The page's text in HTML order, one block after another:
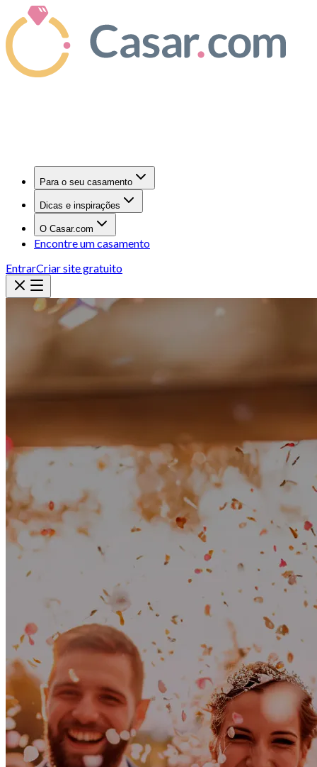
Para o seu casamento
Dicas e inspirações
O Casar.com
Encontre um casamento
EntrarCriar site gratuito